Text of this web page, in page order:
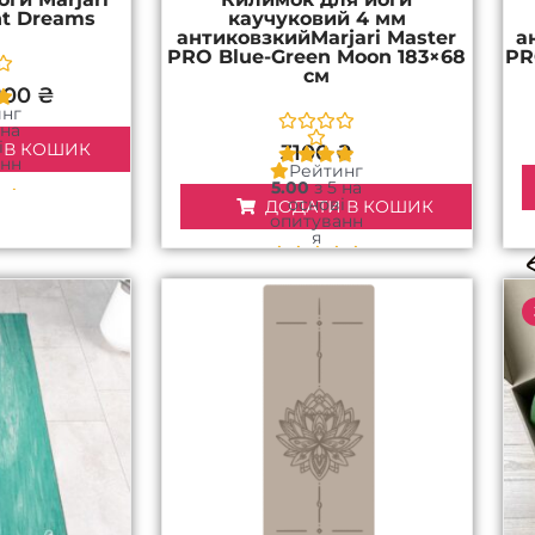
Dreams
₴
В КОШИК
каучуковий 4 мм
антиковзкийMarjari Master
PRO Blue-Green Moon 183×68
см
Рейтинг
5.00з 5 на
основі
опитуванн
я
1
покупця
3100₴
ДОДАТИ В КОШИК
₴.
Поточна
ціна:
2400 ₴.